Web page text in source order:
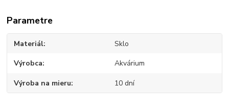
Parametre
Materiál Sklo
Výrobca Akvárium
Výroba na mieru 10 dní